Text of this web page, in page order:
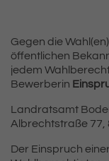
Gegen die
öffentlichen
jedem
Bewerberin
Landratsamt
Albrechtstraße 77,
Der Einspruch